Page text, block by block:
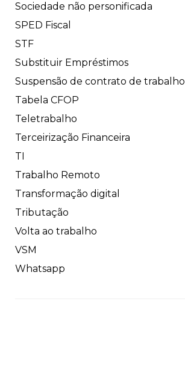
Sociedade não personificada
SPED Fiscal
STF
Substituir Empréstimos
Suspensão de contrato de trabalho
Tabela CFOP
Teletrabalho
Terceirização Financeira
TI
Trabalho Remoto
Transformação digital
Tributação
Volta ao trabalho
VSM
Whatsapp